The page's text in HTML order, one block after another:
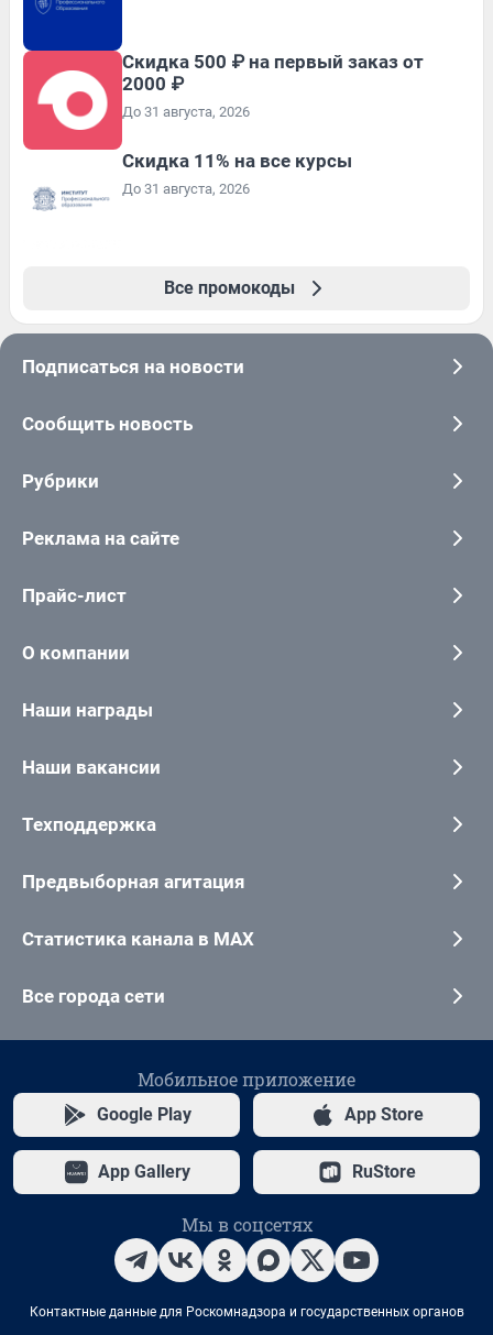
Скидка 500 ₽ на первый заказ от
2000 ₽
До 31 августа, 2026
Скидка 11% на все курсы
До 31 августа, 2026
Все промокоды
Подписаться на новости
Сообщить новость
Рубрики
Реклама на сайте
Прайс-лист
О компании
Наши награды
Наши вакансии
Техподдержка
Предвыборная агитация
Статистика канала в MAX
Все города сети
Мобильное приложение
Google Play App Store
App Gallery RuStore
Мы в соцсетях
Контактные данные для Роскомнадзора и государственных органов